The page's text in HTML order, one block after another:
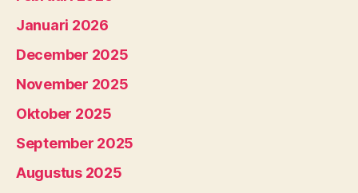
Januari 2026
December 2025
November 2025
Oktober 2025
September 2025
Augustus 2025